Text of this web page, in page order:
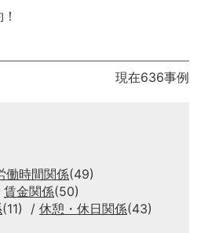
現在636事例
働時間関係(49)
賃金関係(50)
(11) 休憩・休日関係(43)